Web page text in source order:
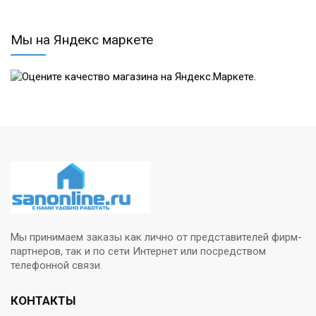
Мы на Яндекс маркете
Мы принимаем заказы как лично от представителей фирм-
партнеров, так и по сети Интернет или посредством
телефонной связи.
КОНТАКТЫ